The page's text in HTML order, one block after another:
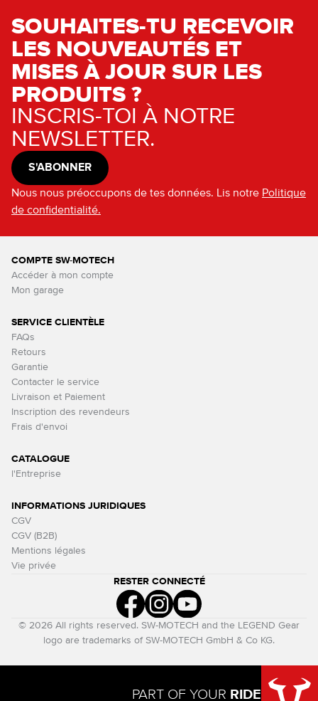
SOUHAITES-TU RECEVOIR
LES NOUVEAUTÉS ET
MISES À JOUR SUR LES
PRODUITS ?
INSCRIS-TOI À NOTRE
NEWSLETTER.
S'ABONNER
Nous nous préoccupons de tes données. Lis notre Politique
de confidentialité.
COMPTE SW-MOTECH
Accéder à mon compte
Mon garage
SERVICE CLIENTÈLE
FAQs
Retours
Garantie
Contacter le service
Livraison et Paiement
Inscription des revendeurs
Frais d'envoi
CATALOGUE
l'Entreprise
INFORMATIONS JURIDIQUES
CGV
CGV (B2B)
Mentions légales
Vie privée
RESTER CONNECTÉ
© 2026 All rights reserved. SW-MOTECH and the LEGEND Gear
logo are trademarks of SW-MOTECH GmbH & Co KG.
PART OF YOUR RIDE